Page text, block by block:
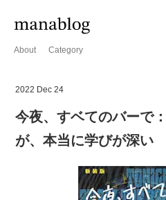
About Category
2022 Dec 24
今夜、すベてのバーで
が、本当に学びが深い